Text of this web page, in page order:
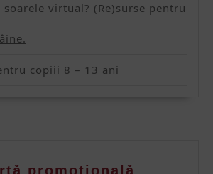
virtual? (Re)surse pentru
copiii 8 – 13 ani
promoționalǎ